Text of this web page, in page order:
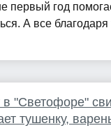
первый год
А все благодаря
в "Светофоре"
тушенку,